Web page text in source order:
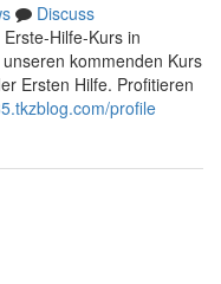
Discuss
Hilfe-Kurs in
kommenden Kurs
Ersten Hilfe. Profitieren
profile